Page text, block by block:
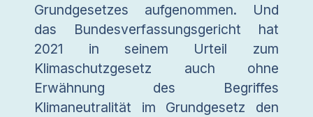
Grundgesetzes aufgenommen. Und
das Bundesverfassungsgericht hat
2021 in seinem Urteil zum
Klimaschutzgesetz auch ohne
Erwähnung des Begriffes
Klimaneutralität im Grundgesetz den